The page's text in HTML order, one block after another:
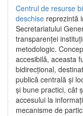
Centrul de resurse
deschise reprezintă
Secretariatului
transparenței
metodologic.
accesibilă, aceasta
bidirecțional,
publică centrală și
și bune practici, cât
accesului la
mecanisme de